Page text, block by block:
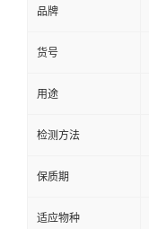
品牌
货号
用途
检测方法
保质期
适应物种